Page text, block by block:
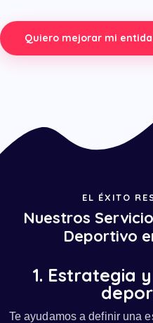
EL ÉXITO
Nuestros
Deportivo
1. Estrategia
Te ayudamos a definir una